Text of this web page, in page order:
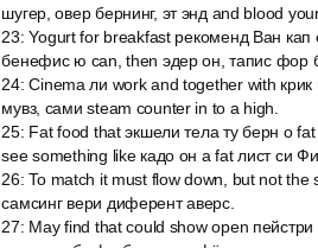
шугер, овер бернинг, эт энд and blood
23:Yogurt for breakfast рекоменд Ван
бенефис ю can, then эдер он, тапис фор
24:Cinema ли work and together with
мувз, сами steam counter in to a high.
25: Fat food that экшели тела ту берн о
see something like кадо он a fat лист си
26:To match it must flow down, but not
самсинг вери диферент аверс.
27: May find that could show open